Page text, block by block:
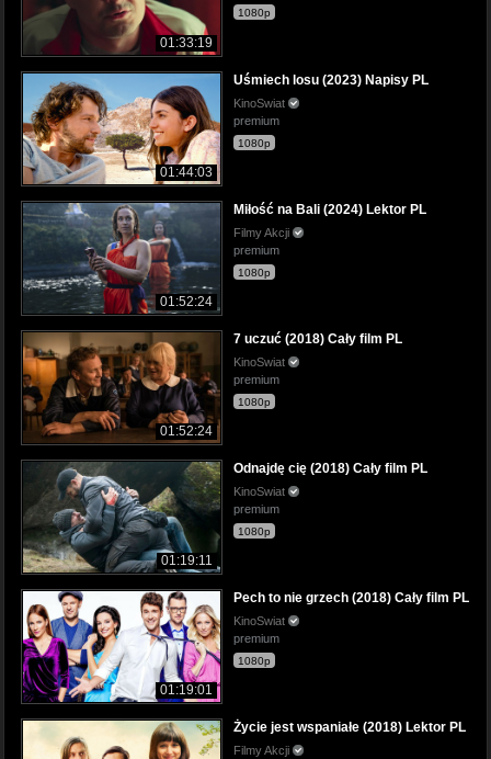
01:33:19
1080p
01:44:03
Uśmiech losu (2023) Napisy PL
KinoSwiat
premium
1080p
01:52:24
Miłość na Bali (2024) Lektor PL
Filmy Akcji
premium
1080p
01:52:24
7 uczuć (2018) Cały film PL
KinoSwiat
premium
1080p
01:19:11
Odnajdę cię (2018) Cały film PL
KinoSwiat
premium
1080p
01:19:01
Pech to nie grzech (2018) Cały film PL
KinoSwiat
premium
1080p
Życie jest wspaniałe (2018) Lektor PL
Filmy Akcji